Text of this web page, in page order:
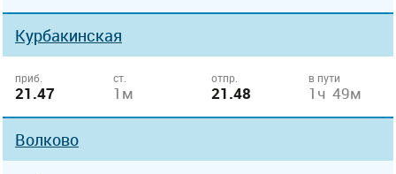
Курбакинская
приб.
21.47
ст.
1м
отпр.
21.48
в пути
1ч 49м
Волково